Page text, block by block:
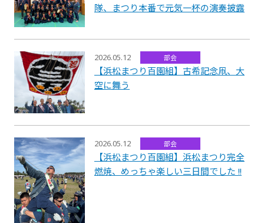
隊、まつり本番で元気一杯の演奏披露
2026.05.12 部会
【浜松まつり百園組】古希記念凧、大
空に舞う
2026.05.12 部会
【浜松まつり百園組】浜松まつり完全
燃焼、めっちゃ楽しい三日間でした !!